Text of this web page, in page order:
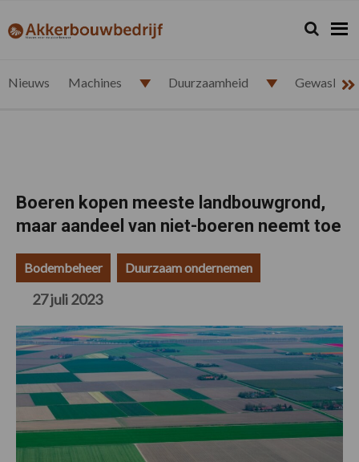
de
de
de
de
akkerbouwbedrijf.nl Zoeken...
Zoek
Nieuws Machines Duurzaamheid
Boeren kopen meeste landbouwgrond,
maar aandeel van niet-boeren neemt toe
Bodembeheer Duurzaam ondernemen
27 juli 2023